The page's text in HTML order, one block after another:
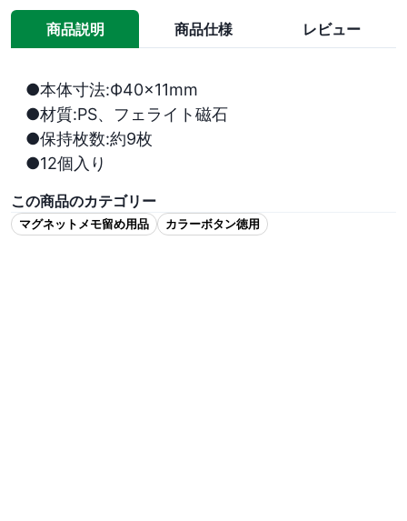
商品説明 商品仕様 レビュー
●本体寸法:Ф40×11mm
●材質:PS、フェライト磁石
●保持枚数:約9枚
●12個入り
この商品のカテゴリー
マグネットメモ留め用品 カラーボタン徳用